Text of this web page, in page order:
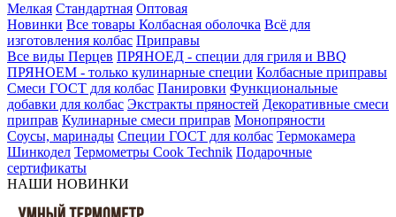
Мелкая Стандартная Оптовая
Новинки Все товары Колбасная оболочка Всё для
изготовления колбас Приправы
Все виды Перцев ПРЯНОЕД - специи для гриля и BBQ
ПРЯНОЕМ - только кулинарные специи Колбасные приправы
Смеси ГОСТ для колбас Панировки Функциональные
добавки для колбас Экстракты пряностей Декоративные смеси
приправ Кулинарные смеси приправ Монопряности
Соусы, маринады Специи ГОСТ для колбас Термокамера
Шинкодел Термометры Cook Technik Подарочные
сертификаты
НАШИ НОВИНКИ